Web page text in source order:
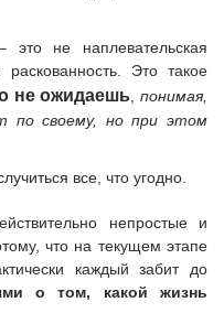
не наплевательская
Это такое
не ожидаешь ,понимая,
по своему, но при этом
все, что угодно.
непростые и
что на текущем этапе
каждый забит до
о том, какой жизнь